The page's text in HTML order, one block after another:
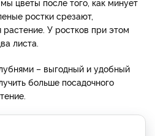
ростки срезают,
У ростков при этом
листа.
– выгодный и удобный
больше посадочного